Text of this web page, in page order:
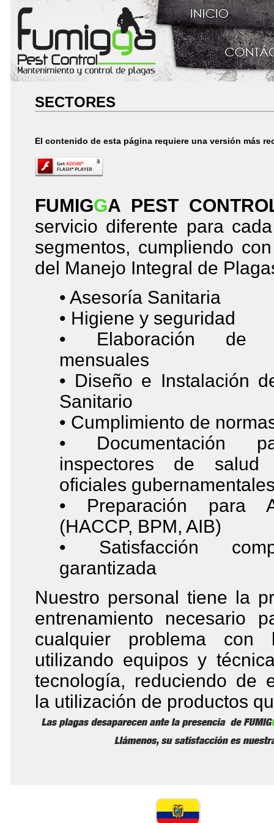
SECTORES
El contenido de esta página requiere una versión más
FUMIGGA PEST
servicio diferente para
segmentos, cumpliendo
del Manejo Integral de
• Asesoría Sanitaria
• Higiene y seguridad
• Elaboración de
mensuales
• Diseño e Instalación
Sanitario
• Cumplimiento de
• Documentación
inspectores de
oficiales
• Preparación para
(HACCP, BPM, AIB)
• Satisfacción
garantizada
Nuestro personal tiene la
entrenamiento necesario
cualquier problema con
utilizando equipos y
tecnología, reduciendo de
la utilización de productos